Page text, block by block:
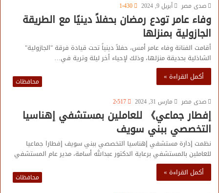
صدى مصر
أبريل 9, 2024 1٬430
وفاء عامر تودع رمضان بحفلاً دينيًا مع الطريقة
الجازولية بمنزلها
أقامت الفنانة وفاء عامر أمس، حفلاً دينياً تحت قيادة فرقة "الجازولية"
الشاذلية بحديقة منزلها، وذلك لإحياء أخر ليلة وترية في…
أكمل القراءة »
محافظات
صدى مصر
مارس 31, 2024 2٬517
إفطار جماعي》 للعاملين بمستشفي إهناسيا
التخصصي ببني سويف
نظمت إدارة مستشفي إهناسيا التخصصي ببني سويف إفطارا جماعيا
للعاملين بالمستشفي برعاية الدكتور عبدالله أسامة، مدير عام المستشفي
أكمل القراءة »
محافظات